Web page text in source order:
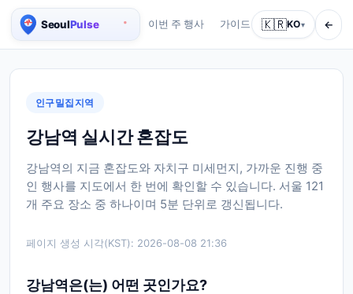
서울 실시간 인구 지도
이번 주 행사 가이드 회사 소개 서비
🇰🇷KO▾ ←
인구밀집지역
강남역 실시간 혼잡도
강남역의 지금 혼잡도와 자치구 미세먼지, 가까운 진행 중
인 행사를 지도에서 한 번에 확인할 수 있습니다. 서울 121
개 주요 장소 중 하나이며 5분 단위로 갱신됩니다.
페이지 생성 시각(KST): 2026-08-08 21:36
강남역은(는) 어떤 곳인가요?